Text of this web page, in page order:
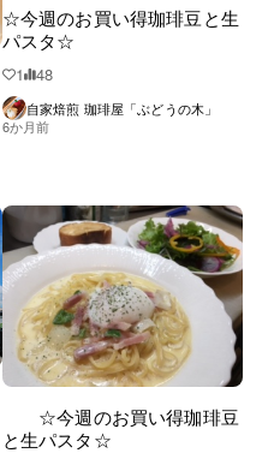
☆今週のお買い得珈琲豆と生
パスタ☆
1 48
自家焙煎 珈琲屋「ぶどうの木」
6か月前
☆今週のお買い得珈琲豆
と生パスタ☆